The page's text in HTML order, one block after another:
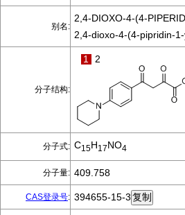
别名:
2,4-DIOXO-4-(4-
2,4-dioxo-4-(4-pipridin-
分子结构:
1 2
分子式: C15H17NO4
分子量: 409.758
CAS登录号: 394655-15-3